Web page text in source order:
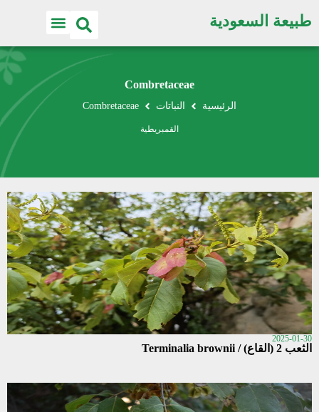
طبيعة السعودية
Combretaceae
الرئيسية النباتات Combretaceae
القمبريطية
2025-01-30
الثعب 2 (القاع) / Terminalia brownii